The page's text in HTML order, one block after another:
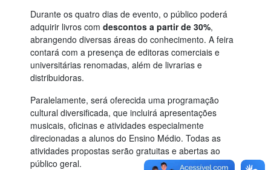
Durante os quatro dias de evento, o público poderá
adquirir livros com descontos a partir de 30%,
abrangendo diversas áreas do conhecimento. A feira
contará com a presença de editoras comerciais e
universitárias renomadas, além de livrarias e
distribuidoras.
Paralelamente, será oferecida uma programação
cultural diversificada, que incluirá apresentações
musicais, oficinas e atividades especialmente
direcionadas a alunos do Ensino Médio. Todas as
atividades propostas serão gratuitas e abertas ao
público geral.